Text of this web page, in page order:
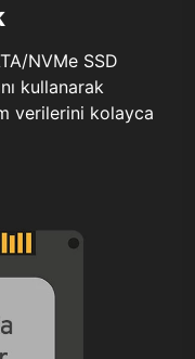
NVMe SSD
kullanarak
verilerini kolayca